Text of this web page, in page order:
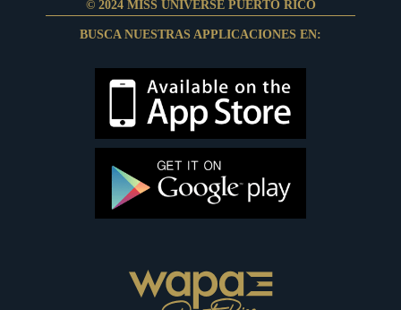
© 2024 MISS UNIVERSE PUERTO RICO
BUSCA NUESTRAS APPLICACIONES EN: